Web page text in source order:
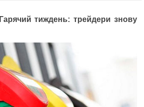
Гарячий тиждень: трейдери знову